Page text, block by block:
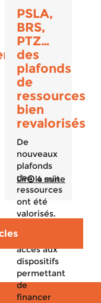
PSLA,
BRS,
PTZ…
des
plafonds
de
ressources
bien
revalorisés
De
nouveaux
plafonds
de
ressources
ont été
valorisés.
avoir
accès aux
dispositifs
permettant
de
financer
Lire la suite
4 min